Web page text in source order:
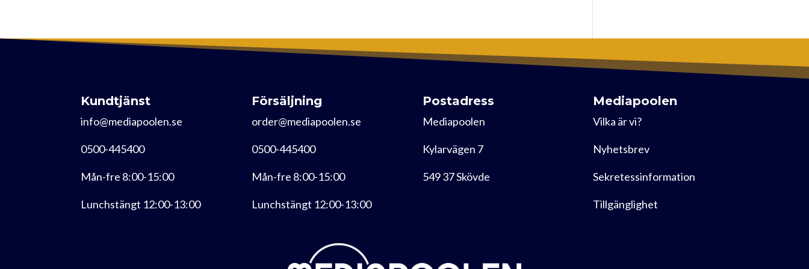
Kundtjänst
info@mediapoolen.se
0500-445400
Mån-fre 8:00-15:00
Lunchstängt 12:00-13:00
Försäljning
order@mediapoolen.se
0500-445400
Mån-fre 8:00-15:00
Lunchstängt 12:00-13:00
Postadress
Mediapoolen
Kylarvägen 7
549 37 Skövde
Mediapoolen
Vilka är vi?
Nyhetsbrev
Sekretessinformation
Tillgänglighet